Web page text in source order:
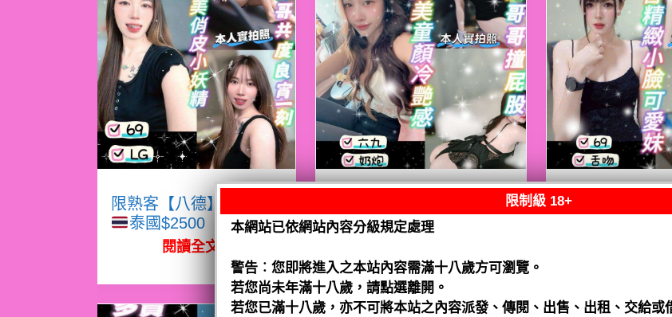
限熟客【八德】眠眠
泰國$2500（騷）
閱讀全文
泰國$2500（騷）
限制級 18+
本網站已依網站內容分級規定處理
警告︰您即將進入之本站內容需滿十八歲方可瀏覽。
若您尚未年滿十八歲，請點選離開。
若您已滿十八歲，亦不可將本站之內容派發、傳閱、出售、出租、交給或